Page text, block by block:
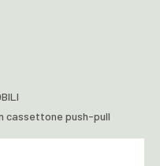
cassettone push-pull